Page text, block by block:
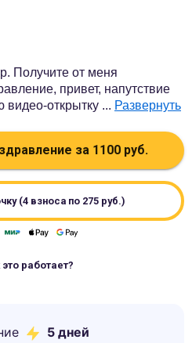
Получите от меня
привет, напутствие
видео-открытку ... Развернуть
за 1100 руб.
(4 взноса по 275руб.)
это работает?
5 дней